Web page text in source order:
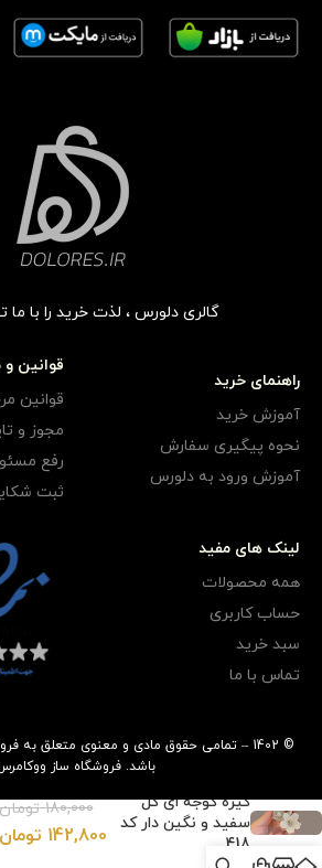
گالری دلورس ، لذت خرید را با ما
راهنمای خرید
آموزش خرید
نحوه پیگیری سفارش
آموزش ورود به دلورس
قوانین و
قوانین
مجوز و
رفع
ثبت
لینک های مفید
همه محصولات
حساب کاربری
سبد خرید
تماس با ما
© 1402 – تمامی حقوق مادی و معنوی متعلق به
باشد.فروشگاه ساز
گیره گوجه ای گل
سفید و نگین دار کد
418
180,000
142,800 تومان